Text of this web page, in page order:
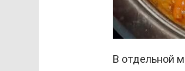
В отдельной